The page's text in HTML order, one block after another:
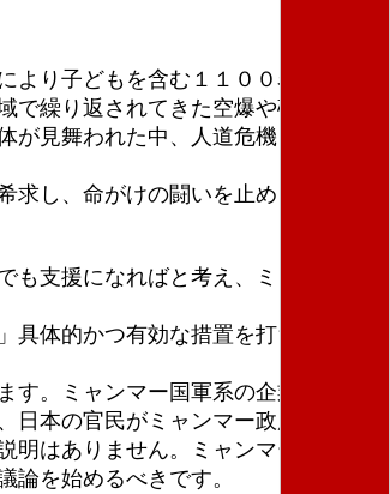
り子どもを含む１１００名以上の
繰り返されてきた空爆や砲撃な
見舞われた中、人道危機も深まる
し、命がけの闘いを止めようとは
支援になればと考え、ミャンマー
体的かつ有効な措置を打ち出すど
。ミャンマー国軍系の企業が建設
本の官民がミャンマー政府機関と
はありません。ミャンマーの事態
を始めるべきです。